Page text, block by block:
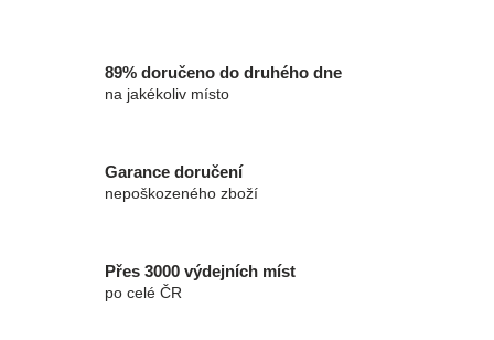
89% doručeno do druhého dne
na jakékoliv místo
Garance doručení
nepoškozeného zboží
Přes 3000 výdejních míst
po celé ČR